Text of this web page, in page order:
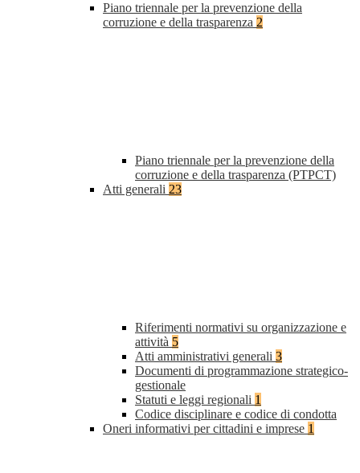
Piano triennale per la prevenzione della
corruzione e della trasparenza 2
Piano triennale per la prevenzione della
corruzione e della trasparenza (PTPCT)
Atti generali 23
Riferimenti normativi su organizzazione e
attività 5
Atti amministrativi generali 3
Documenti di programmazione strategico-
gestionale
Statuti e leggi regionali 1
Codice disciplinare e codice di condotta
Oneri informativi per cittadini e imprese 1